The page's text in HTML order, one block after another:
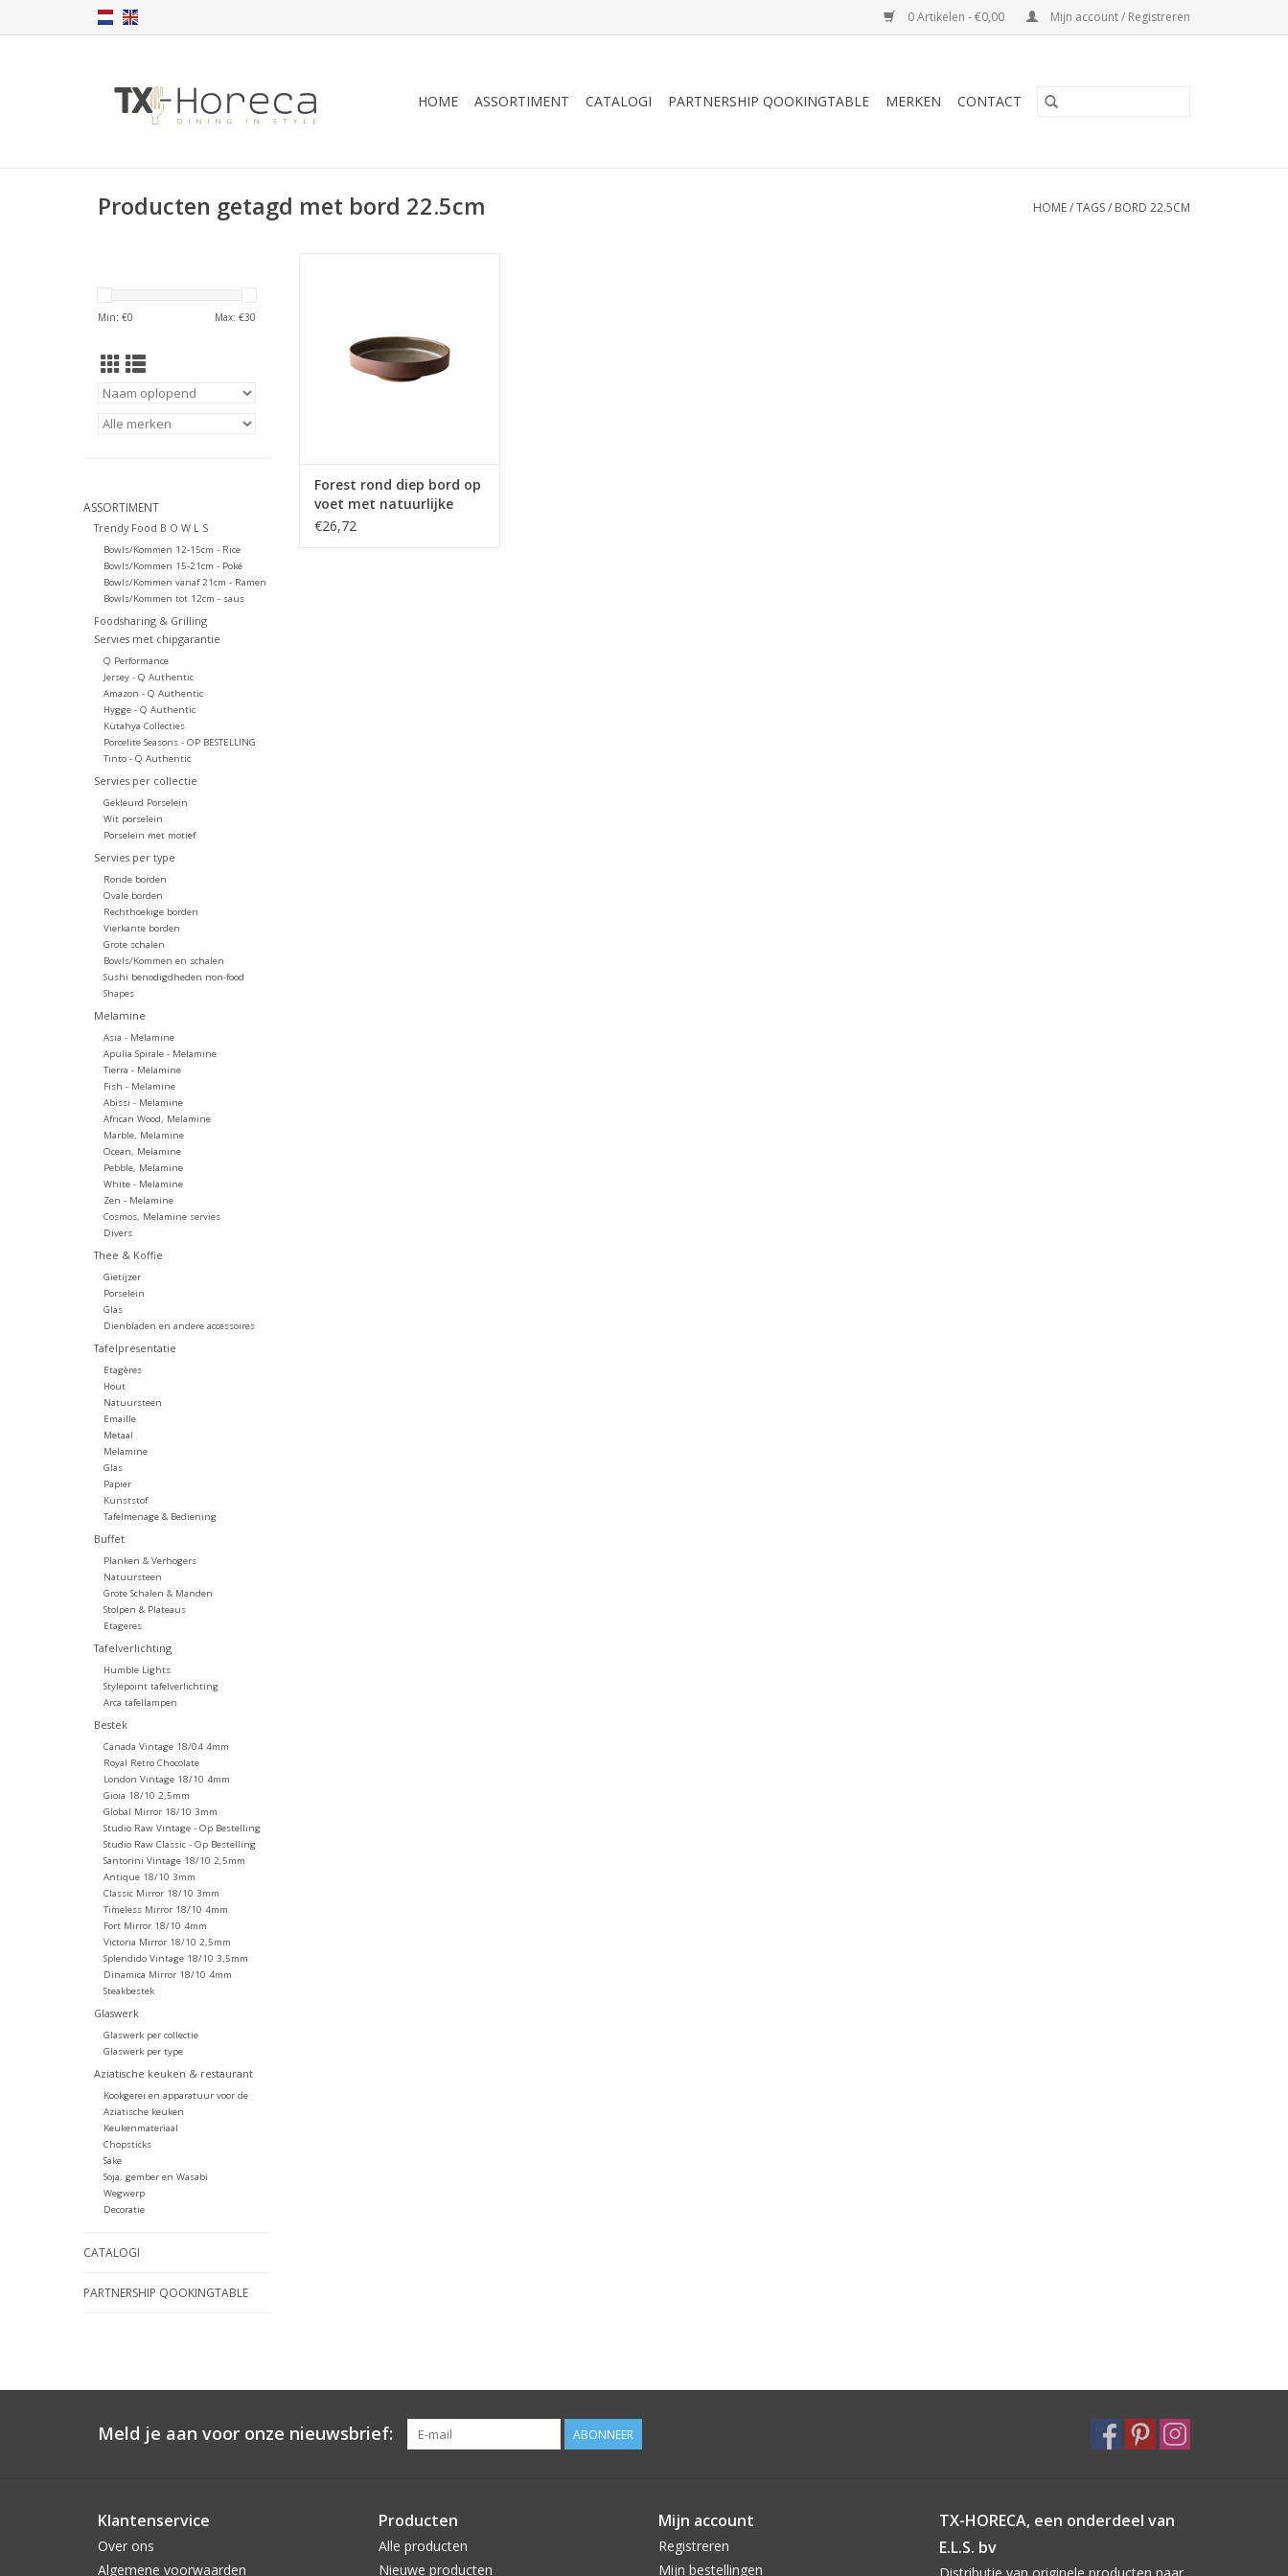
0 Artikelen - €0,00 Mijn account / Registreren
HOME ASSORTIMENT CATALOGI PARTNERSHIP QOOKINGTABLE MERKEN CONTACT
Producten getagd met bord 22.5cm HOME/TAGS/ BORD 22.5CM
Min: €0 Max: €30
ASSORTIMENT
Trendy Food B O W L S
Bowls/Kommen 12-15cm - Rice
Bowls/Kommen 15-21cm - Poké
Bowls/Kommen vanaf 21cm - Ramen
Bowls/Kommen tot 12cm - saus
Foodsharing & Grilling
Servies met chipgarantie
Q Performance
Jersey - Q Authentic
Amazon - Q Authentic
Hygge - Q Authentic
Kütahya Collecties
Porcelite Seasons - OP BESTELLING
Tinto - Q Authentic
Servies per collectie
Gekleurd Porselein
Wit porselein
Porselein met motief
Servies per type
Ronde borden
Ovale borden
Rechthoekige borden
Vierkante borden
Grote schalen
Bowls/Kommen en schalen
Sushi benodigdheden non-food
Shapes
Melamine
Asia - Melamine
Apulia Spirale - Melamine
Tierra - Melamine
Fish - Melamine
Abissi - Melamine
African Wood, Melamine
Marble, Melamine
Ocean, Melamine
Pebble, Melamine
White - Melamine
Zen - Melamine
Cosmos, Melamine servies
Divers
Thee & Koffie
Gietijzer
Porselein
Glas
Dienbladen en andere accessoires
Tafelpresentatie
Etagères
Hout
Natuursteen
Emaille
Metaal
Melamine
Glas
Papier
Kunststof
Tafelmenage & Bediening
Buffet
Planken & Verhogers
Natuursteen
Grote Schalen & Manden
Stolpen & Plateaus
Etageres
Tafelverlichting
Humble Lights
Stylepoint tafelverlichting
Arca tafellampen
Bestek
Canada Vintage 18/04 4mm
Royal Retro Chocolate
London Vintage 18/10 4mm
Gioia 18/10 2,5mm
Global Mirror 18/10 3mm
Studio Raw Vintage - Op Bestelling
Studio Raw Classic - Op Bestelling
Santorini Vintage 18/10 2,5mm
Antique 18/10 3mm
Classic Mirror 18/10 3mm
Timeless Mirror 18/10 4mm
Fort Mirror 18/10 4mm
Victoria Mirror 18/10 2,5mm
Splendido Vintage 18/10 3,5mm
Dinamica Mirror 18/10 4mm
Steakbestek
Glaswerk
Glaswerk per collectie
Glaswerk per type
Aziatische keuken & restaurant
Kookgerei en apparatuur voor de
Aziatische keuken
Keukenmateriaal
Chopsticks
Sake
Soja, gember en Wasabi
Wegwerp
Decoratie
CATALOGI
PARTNERSHIP QOOKINGTABLE
Forest rond diep bord op
voet met natuurlijke
tinten, 22.5cm
€26,72
Meld je aan voor onze nieuwsbrief: ABONNEER
Klantenservice
Over ons
Algemene voorwaarden
Producten
Alle producten
Nieuwe producten
Mijn account
Registreren
Mijn bestellingen
TX-HORECA, een onderdeel van
E.L.S. bv